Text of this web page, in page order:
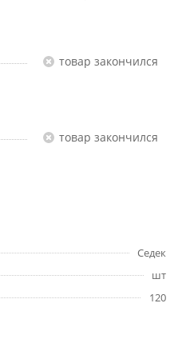
Товар закончился
Товар закончился
Седек
шт
120